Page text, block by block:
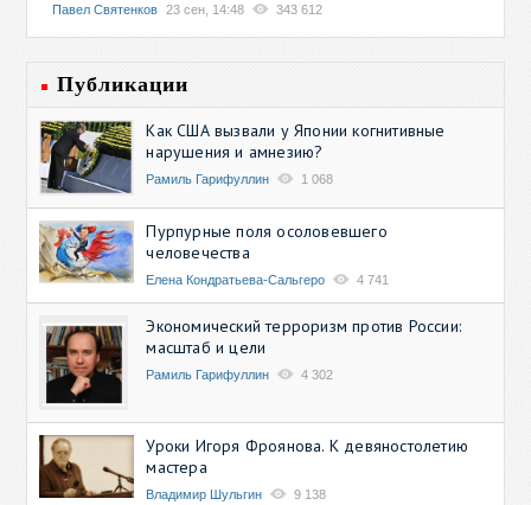
Павел Святенков 23 сен, 14:48 343 612
Публикации
Как США вызвали у Японии когнитивные
нарушения и амнезию?
Рамиль Гарифуллин 1 068
Пурпурные поля осоловевшего
человечества
Елена Кондратьева-Сальгеро 4 741
Экономический терроризм против России:
масштаб и цели
Рамиль Гарифуллин 4 302
Уроки Игоря Фроянова. К девяностолетию
мастера
Владимир Шульгин 9 138